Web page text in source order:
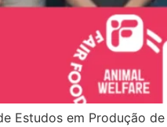
Estudos em Produção